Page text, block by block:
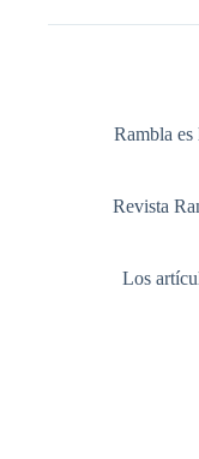
Rambla
Revista
Los